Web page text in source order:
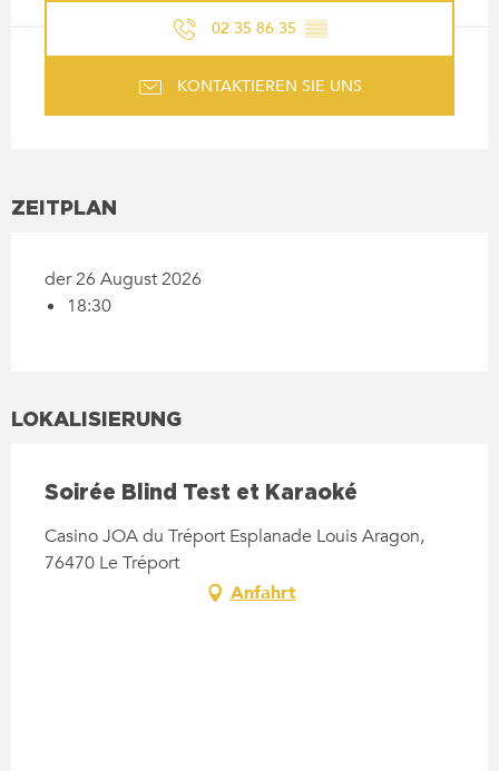
02 35 86 35 ▒▒
KONTAKTIEREN SIE UNS
ZEITPLAN
der 26 August 2026
18:30
LOKALISIERUNG
Soirée Blind Test et Karaoké
Casino JOA du Tréport Esplanade Louis Aragon,
76470 Le Tréport
Anfahrt